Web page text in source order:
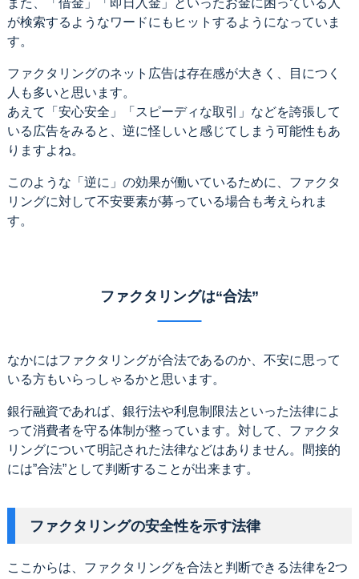
が検索するようなワードにもヒットするようになっていま
す。
ファクタリングのネット広告は存在感が大きく、目につく
人も多いと思います。
あえて「安心安全」「スピーディな取引」などを誇張して
いる広告をみると、逆に怪しいと感じてしまう可能性もあ
りますよね。
このような「逆に」の効果が働いているために、ファクタ
リングに対して不安要素が募っている場合も考えられま
す。
ファクタリングは“合法”
なかにはファクタリングが合法であるのか、不安に思って
いる方もいらっしゃるかと思います。
銀行融資であれば、銀行法や利息制限法といった法律によ
って消費者を守る体制が整っています。対して、ファクタ
リングについて明記された法律などはありません。間接的
には”合法”として判断することが出来ます。
ファクタリングの安全性を示す法律
ここからは、ファクタリングを合法と判断できる法律を2つ